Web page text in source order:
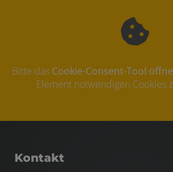
Bitte das Cookie-Consent-Tool
Element notwendigen Cookies
Kontakt